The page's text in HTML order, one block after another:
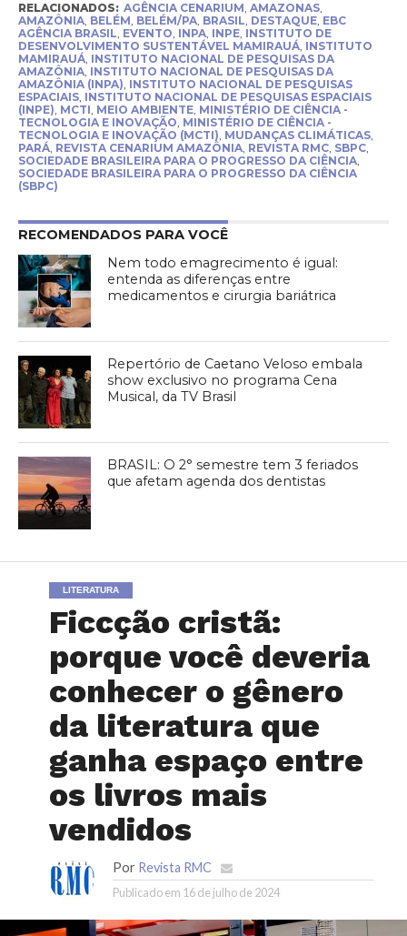
RELACIONADOS: AGÊNCIA CENARIUM, AMAZONAS,
AMAZÔNIA, BELÉM, BELÉM/PA, BRASIL, DESTAQUE, EBC
AGÊNCIA BRASIL, EVENTO, INPA, INPE, INSTITUTO DE
DESENVOLVIMENTO SUSTENTÁVEL MAMIRAUÁ, INSTITUTO
MAMIRAUÁ, INSTITUTO NACIONAL DE PESQUISAS DA
AMAZÔNIA, INSTITUTO NACIONAL DE PESQUISAS DA
AMAZÔNIA (INPA), INSTITUTO NACIONAL DE PESQUISAS
ESPACIAIS, INSTITUTO NACIONAL DE PESQUISAS ESPACIAIS
(INPE), MCTI, MEIO AMBIENTE, MINISTÉRIO DE CIÊNCIA -
TECNOLOGIA E INOVAÇÃO, MINISTÉRIO DE CIÊNCIA -
TECNOLOGIA E INOVAÇÃO (MCTI), MUDANÇAS CLIMÁTICAS,
PARÁ, REVISTA CENARIUM AMAZÔNIA, REVISTA RMC, SBPC,
SOCIEDADE BRASILEIRA PARA O PROGRESSO DA CIÊNCIA,
SOCIEDADE BRASILEIRA PARA O PROGRESSO DA CIÊNCIA
(SBPC)
RECOMENDADOS PARA VOCÊ
Nem todo emagrecimento é igual:
entenda as diferenças entre
medicamentos e cirurgia bariátrica
Repertório de Caetano Veloso embala
show exclusivo no programa Cena
Musical, da TV Brasil
BRASIL: O 2° semestre tem 3 feriados
que afetam agenda dos dentistas
LITERATURA
Ficcção cristã:
porque você deveria
conhecer o gênero
da literatura que
ganha espaço entre
os livros mais
vendidos
Por Revista RMC
Publicado em 16 de julho de 2024